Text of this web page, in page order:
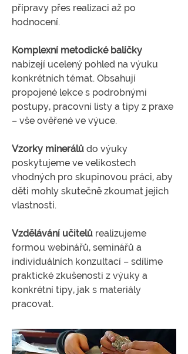
přípravy přes realizaci až po
hodnocení.
Komplexní metodické balíčky
nabízejí ucelený pohled na výuku
konkrétních témat. Obsahují
propojené lekce s podrobnými
postupy, pracovní listy a tipy z praxe
– vše ověřené ve výuce.
Vzorky minerálů do výuky
poskytujeme ve velikostech
vhodných pro skupinovou práci, aby
děti mohly skutečně zkoumat jejich
vlastnosti.
Vzdělávání učitelů realizujeme
formou webinářů, seminářů a
individuálních konzultací – sdílíme
praktické zkušenosti z výuky a
konkrétní tipy, jak s materiály
pracovat.